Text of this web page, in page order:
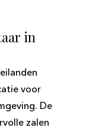
in
voor
De
zalen